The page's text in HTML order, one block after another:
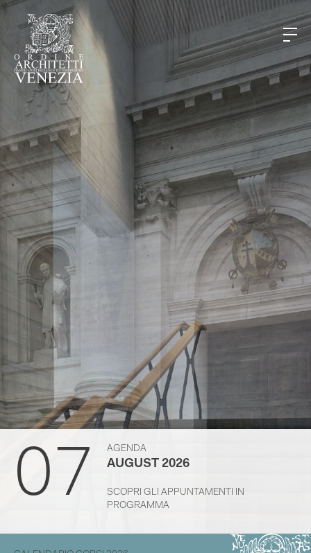
07 AGENDA
AUGUST 2026
SCOPRI GLI APPUNTAMENTI IN
PROGRAMMA